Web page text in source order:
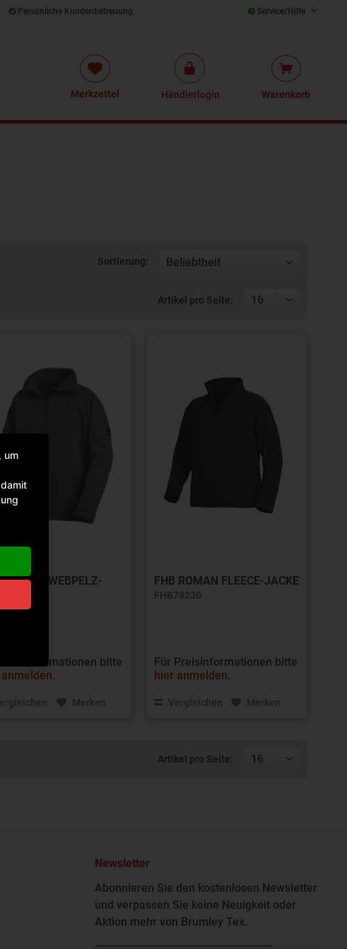
Persönliche Kundenbetreuung Service/Hilfe
Merkzettel Händlerlogin Warenkorb
Sortierung:
Artikel pro Seite:
WEBPELZ-
Preisinformationen bitte
anmelden.
Merken
FHB ROMAN FLEECE-JACKE
FHB78230
Für Preisinformationen bitte
hier anmelden.
Vergleichen Merken
Artikel pro Seite:
Newsletter
Abonnieren Sie den kostenlosen Newsletter
und verpassen Sie keine Neuigkeit oder
Aktion mehr von Brumley Tex.
um